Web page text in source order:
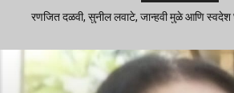
रणजित दळवी, सुनील लवाटे, जान्हवी मुळे आणि स्वदेश